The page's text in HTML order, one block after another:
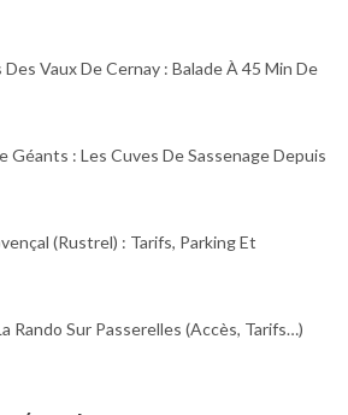
Vaux De Cernay : Balade À 45 Min De
: Les Cuves De Sassenage Depuis
(Rustrel) : Tarifs, Parking Et
Rando Sur Passerelles (Accès, Tarifs…)